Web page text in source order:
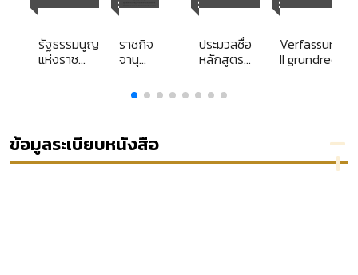
รัฐธรรมนูญ
แห่งราช
ราชกิจ
จานุ
ฉบับ
ประกาศ
ประจำปี
2541
ประมวลชื่อ
หลักสูตร
และ
ปริญญา
สังกัดทบวง
II grundreche
ข้อมูลระเบียบหนังสือ